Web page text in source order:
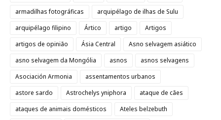
armadilhas fotográficas
arquipélago de ilhas de Sulu
arquipélago filipino
Ártico artigo
Artigos
artigos de opinião
Ásia Central
Asno selvagem asiático
asno selvagem da Mongólia
asnos
asnos selvagens
Asociación Armonia
assentamentos urbanos
astore sardo
Astrochelys yniphora
ataque de cães
ataques de animais domésticos
Ateles belzebuth